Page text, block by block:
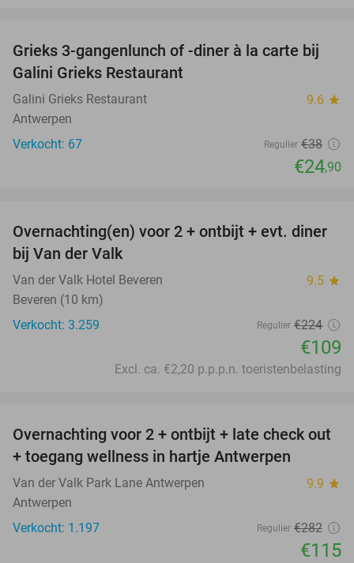
34%
Grieks 3-gangenlunch of -diner à la carte bij
Galini Grieks Restaurant
Galini Grieks Restaurant 9.6 star
Antwerpen
Verkocht: 67
Regulier €38
€24,90
51%
Overnachting(en) voor 2 + ontbijt + evt. diner
bij Van der Valk
Van der Valk Hotel Beveren 9.5 star
Beveren (10 km)
Verkocht: 3.259
Regulier €224
€109
Excl. ca. €2,20 p.p.p.n. toeristenbelasting
59%
Overnachting voor 2 + ontbijt + late check out
+ toegang wellness in hartje Antwerpen
Van der Valk Park Lane Antwerpen 9.9 star
Antwerpen
Verkocht: 1.197
Regulier €282
€115